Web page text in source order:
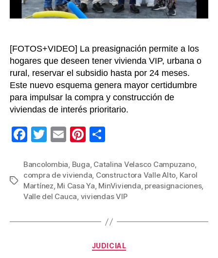
Casa
Ya
[FOTOS+VIDEO] La preasignación permite a los
hogares que deseen tener vivienda VIP, urbana o
rural, reservar el subsidio hasta por 24 meses.
Este nuevo esquema genera mayor certidumbre
para impulsar la compra y construcción de
viviendas de interés prioritario.
F
c
e
b
o
T
tt
er
E
ail
Pi
er
e
st
m
p
ar
Etiquetas
Bancolombia, Buga, Catalina Velasco Campuzano,
compra de vivienda, Constructora Valle Alto, Karol
Martínez, Mi Casa Ya, MinVivienda, preasignaciones,
Valle del Cauca, viviendas VIP
Categorías
JUDICIAL